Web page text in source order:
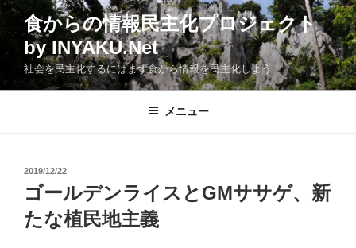
コ
食からの情報民主化プロジェクト
by INYAKU.Net
社会を民主化するにはまず食から情報を民主化しよう！
メニュー
投
日:
2019/12/22
ゴールデンライスとGMササゲ、新
たな植民地主義